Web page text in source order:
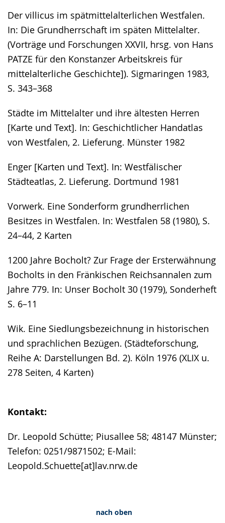
Der villicus im spätmittelalterlichen Westfalen.
In: Die Grundherrschaft im späten Mittelalter.
(Vorträge und Forschungen XXVII, hrsg. von Hans
PATZE für den Konstanzer Arbeitskreis für
mittelalterliche Geschichte]). Sigmaringen 1983,
S. 343–368
Städte im Mittelalter und ihre ältesten Herren
[Karte und Text]. In: Geschichtlicher Handatlas
von Westfalen, 2. Lieferung. Münster 1982
Enger [Karten und Text]. In: Westfälischer
Städteatlas, 2. Lieferung. Dortmund 1981
Vorwerk. Eine Sonderform grundherrlichen
Besitzes in Westfalen. In: Westfalen 58 (1980), S.
24–44, 2 Karten
1200 Jahre Bocholt? Zur Frage der Ersterwähnung
Bocholts in den Fränkischen Reichsannalen zum
Jahre 779. In: Unser Bocholt 30 (1979), Sonderheft
S. 6–11
Wik. Eine Siedlungsbezeichnung in historischen
und sprachlichen Bezügen. (Städteforschung,
Reihe A: Darstellungen Bd. 2). Köln 1976 (XLIX u.
278 Seiten, 4 Karten)
Kontakt:
Dr. Leopold Schütte; Piusallee 58; 48147 Münster;
Telefon: 0251/9871502; E-Mail:
Leopold.Schuette[at]lav.nrw.de
nach oben